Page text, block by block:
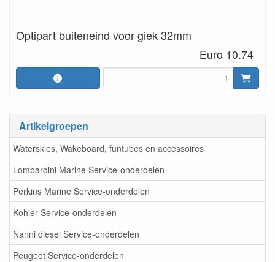
Artikelgroepen
Waterskies, Wakeboard, funtubes en accessoires
Lombardini Marine Service-onderdelen
Perkins Marine Service-onderdelen
Kohler Service-onderdelen
Nanni diesel Service-onderdelen
Peugeot Service-onderdelen
Optipart buiteneind voor giek 32mm
Euro 10.74